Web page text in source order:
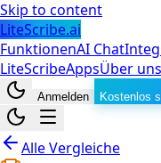
Skip to content
LiteScribe.ai
FunktionenAI Chat
LiteScribeAppsÜber uns
Anmelden Kostenlos
Alle Vergleiche